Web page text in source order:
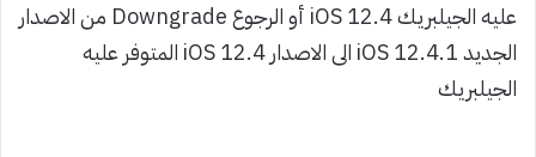
عليه الجيلبريك iOS 12.4 أو الرجوع Downgrade من الاصدار
الجديد iOS 12.4.1 الى الاصدار iOS 12.4 المتوفر عليه
الجيلبريك